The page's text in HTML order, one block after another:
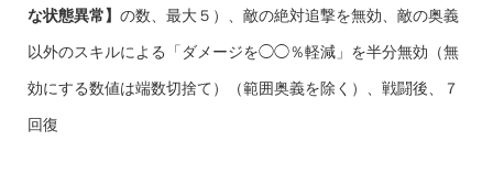
な状態異常】 の数、最大５）、敵の絶対追撃を無効、敵の奥義
以外のスキルによる「ダメージを◯◯％軽減」を半分無効（無
効にする数値は端数切捨て）（範囲奥義を除く）、戦闘後、７
回復